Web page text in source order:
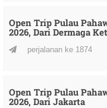
Open Trip Pulau
2026, Dari Dermaga
perjalanan ke 1874
Open Trip Pulau
2026, Dari Jakarta